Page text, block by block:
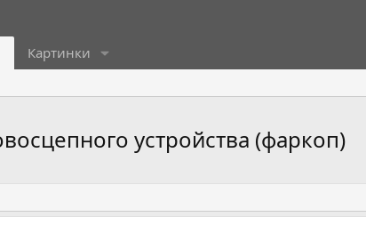
Картинки
устройства (фаркоп)